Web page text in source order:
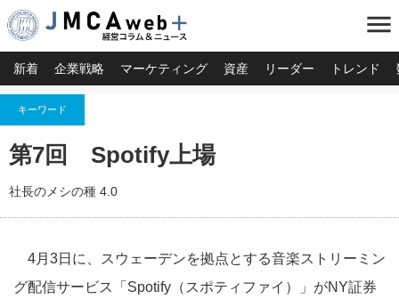
menu
新着 企業戦略 マーケティング 資産 リーダー トレンド
キーワード
第7回 Spotify上場
社長のメシの種 4.0
4月3日に、スウェーデンを拠点とする音楽ストリーミン
グ配信サービス「Spotify（スポティファイ）」がNY証券